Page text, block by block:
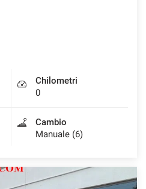
Chilometri
0
Cambio
Manuale (6)